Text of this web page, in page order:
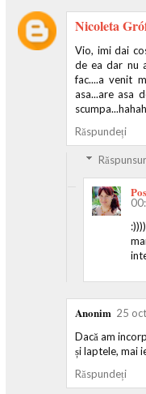
Nicoleta
Vio, imi dai
de ea dar nu
fac....a venit
asa...are asa
Răspundeți
Anonim 25
Dacă am
și laptele, mai
Răspundeți